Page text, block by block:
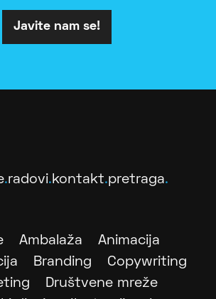
Javite nam se!
.radovi. kontakt.pretraga.
Ambalaža
Animacija
Branding
Copywriting
Društvene mreže